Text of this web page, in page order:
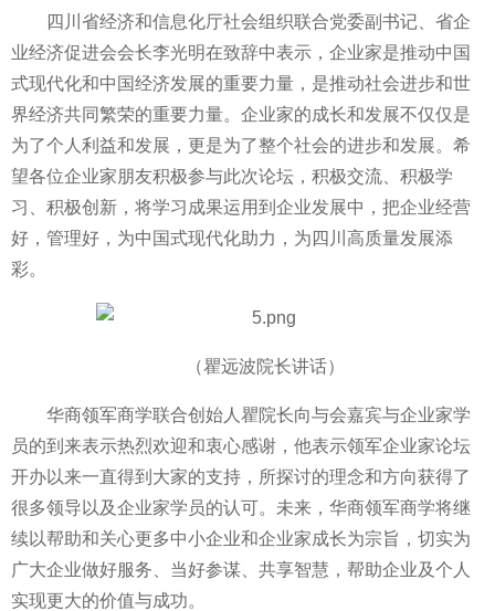
四川省经济和信息化厅社会组织联合党委副书记、省企
业经济促进会会长李光明在致辞中表示，企业家是推动中国
式现代化和中国经济发展的重要力量，是推动社会进步和世
界经济共同繁荣的重要力量。企业家的成长和发展不仅仅是
为了个人利益和发展，更是为了整个社会的进步和发展。希
望各位企业家朋友积极参与此次论坛，积极交流、积极学
习、积极创新，将学习成果运用到企业发展中，把企业经营
好，管理好，为中国式现代化助力，为四川高质量发展添
彩。
（瞿远波院长讲话）
华商领军商学联合创始人瞿院长向与会嘉宾与企业家学
员的到来表示热烈欢迎和衷心感谢，他表示领军企业家论坛
开办以来一直得到大家的支持，所探讨的理念和方向获得了
很多领导以及企业家学员的认可。未来，华商领军商学将继
续以帮助和关心更多中小企业和企业家成长为宗旨，切实为
广大企业做好服务、当好参谋、共享智慧，帮助企业及个人
实现更大的价值与成功。